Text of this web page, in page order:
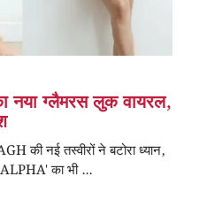
ग्लैमरस लुक वायरल,
की नई तस्वीरों ने बटोरा ध्यान,
का भी ...